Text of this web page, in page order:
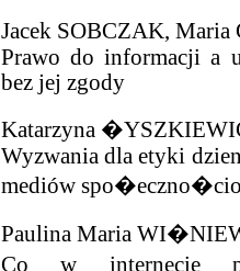
Jacek SOBCZAK,
Prawo do informacji a
bez jej zgody
Katarzyna
Wyzwania dla etyki
mediów
Paulina Maria
Co w internecie